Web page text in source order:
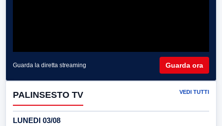
Guarda la diretta streaming Guarda ora
PALINSESTO TV VEDI TUTTI
LUNEDI 03/08